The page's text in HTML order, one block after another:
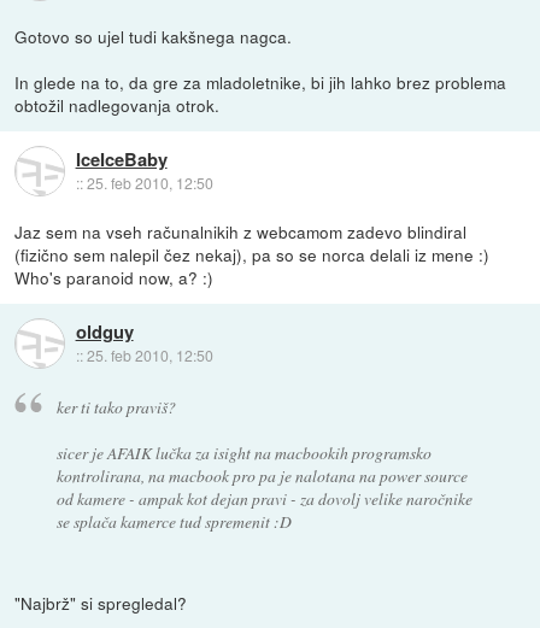
Gotovo so ujel tudi kakšnega nagca.
In glede na to, da gre za mladoletnike, bi jih lahko brez problema
obtožil nadlegovanja otrok.
IceIceBaby
::25. feb 2010, 12:50
Jaz sem na vseh računalnikih z webcamom zadevo blindiral
(fizično sem nalepil čez nekaj), pa so se norca delali iz mene :)
Who's paranoid now, a? :)
oldguy
::25. feb 2010, 12:50
ker ti tako praviš?
sicer je AFAIK lučka za isight na macbookih programsko
kontrolirana, na macbook pro pa je nalotana na power source
od kamere - ampak kot dejan pravi - za dovolj velike naročnike
se splača kamerce tud spremenit :D
"Najbrž" si spregledal?